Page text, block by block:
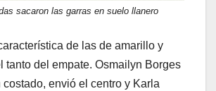
sacaron las garras en suelo llanero
de las de amarillo y
tanto del empate. Osmailyn Borges
costado, envió el centro y Karla